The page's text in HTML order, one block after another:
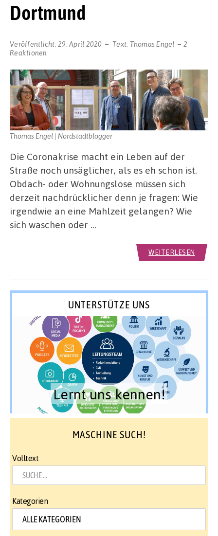
Dortmund
Veröffentlicht:29. April 2020 Text: Thomas Engel
2
Reaktionen
Thomas Engel | Nordstadtblogger
Die Coronakrise macht ein Leben auf der
Straße noch unsäglicher, als es eh schon ist.
Obdach- oder Wohnungslose müssen sich
derzeit nachdrücklicher denn je fragen: Wie
irgendwie an eine Mahlzeit gelangen? Wie
sich waschen oder …
WEITERLESEN
UNTERSTÜTZE UNS
Lernt uns kennen!
MASCHINE SUCH!
Volltext
Kategorien